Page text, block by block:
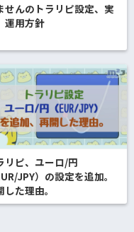
せんのトラリピ設定、実
運用方針
リピ、ユーロ/円
JPY）の設定を追加。
した理由。